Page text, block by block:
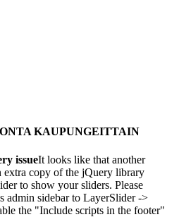
KAUPUNGEITTAIN
issueIt looks like that another
extra copy of the jQuery library
to show your sliders. Please
admin sidebar to LayerSlider ->
the "Include scripts in the footer"